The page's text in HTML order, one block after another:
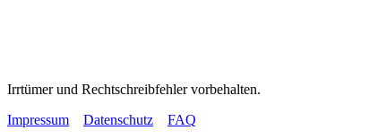
Irrtümer und Rechtschreibfehler vorbehalten.
Impressum
Datenschutz
FAQ